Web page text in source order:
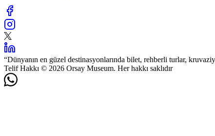
“Dünyanın en güzel destinasyonlarında bilet, rehberli turlar,
Telif Hakkı © 2026 Orsay Museum. Her hakkı saklıdır